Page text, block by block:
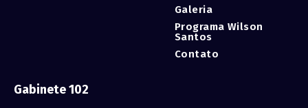
Gabinete 102
Galeria
Programa Wilson
Santos
Contato